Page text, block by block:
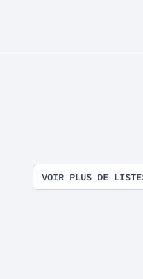
VOIR PLUS DE